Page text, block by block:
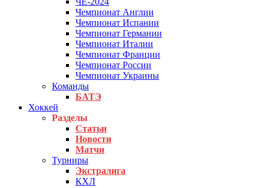
Чемпионат Англии
Чемпионат Испании
Чемпионат Германии
Чемпионат Италии
Чемпионат Франции
Чемпионат России
Чемпионат Украины
Команды
БАТЭ
Хоккей
Разделы
Статьи
Новости
Матчи
Турниры
Экстралига
КХЛ